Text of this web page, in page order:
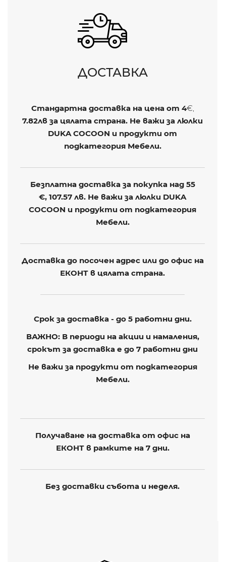
ДОСТАВКА
Стандартна доставка на цена от 4€,
7.82лв за цялата страна. Не важи за люлки
DUKA COCOON и продукти от
подкатегория Мебели.
Безплатна доставка за покупка над 55
€, 107.57 лв. Не важи за люлки DUKA
COCOON и продукти от подкатегория
Мебели.
Доставка до посочен адрес или до офис на
ЕКОНТ в цялата страна.
Срок за доставка - до 5 работни дни.
ВАЖНО: В периоди на акции и намаления,
срокът за доставка е до 7 работни дни
Не важи за продукти от подкатегория
Мебели.
Получаване на доставка от офис на
ЕКОНТ в рамките на 7 дни.
Без доставки събота и неделя.